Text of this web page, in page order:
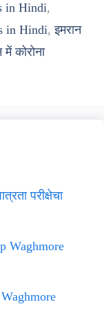
in Hindi,
in Hindi,इमरान
में कोरोना
परीक्षेचा
Waghmore